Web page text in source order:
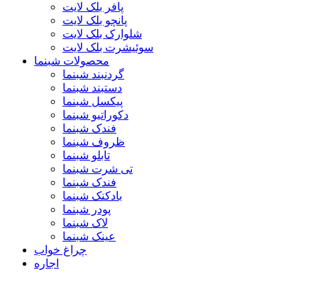
پافر بلک لایت
پانچو بلک لایت
شلوارک بلک لایت
سوئیشرت بلک لایت
محصولات شبنما
گردنبند شبنما
دستبند شبنما
پیکسل شبنما
دکوراتیو شبنما
فندک شبنما
ظروف شبنما
تابلو شبنما
تی شرت شبنما
فندک شبنما
بادکنک شبنما
پودر شبنما
لاک شبنما
عینک شبنما
چراغ خواب
اجاره